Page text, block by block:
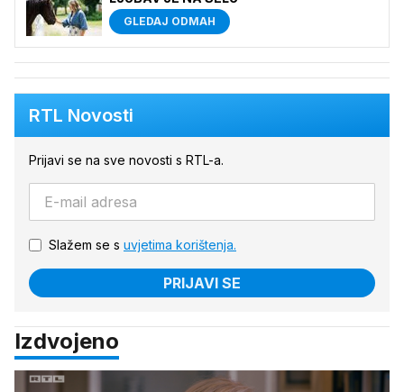
GLEDAJ ODMAH
RTL Novosti
Prijavi se na sve novosti s RTL-a.
Slažem se s uvjetima korištenja.
PRIJAVI SE
Izdvojeno